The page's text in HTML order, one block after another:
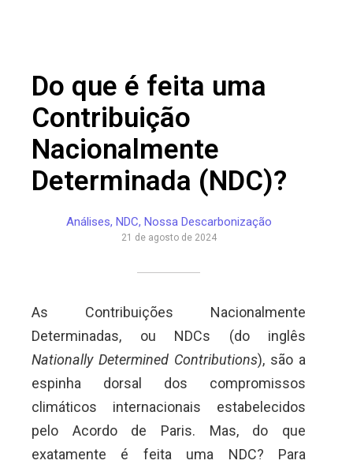
Do que é feita uma
Contribuição
Nacionalmente
Determinada (NDC)?
Análises, NDC, Nossa Descarbonização
21 de agosto de 2024
As Contribuições Nacionalmente
Determinadas, ou NDCs (do inglês
Nationally Determined Contributions), são a
espinha dorsal dos compromissos
climáticos internacionais estabelecidos
pelo Acordo de Paris. Mas, do que
exatamente é feita uma NDC? Para